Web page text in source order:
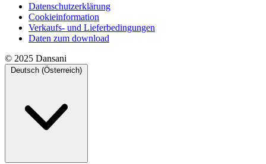
Datenschutzerklärung
Cookieinformation
Verkaufs- und Lieferbedingungen
Daten zum download
© 2025 Dansani
Deutsch (Österreich)